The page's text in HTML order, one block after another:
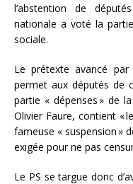
l’abstention de
nationale a voté la
sociale.
Le prétexte avancé
permet aux députés de
partie « dépenses » de
Olivier Faure, contient «
fameuse « suspension »
exigée pour ne pas
Le PS se targue donc